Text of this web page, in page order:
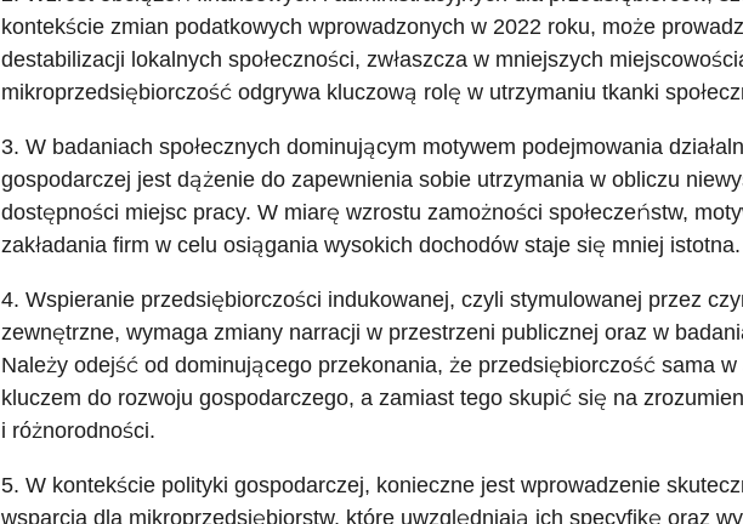
kontekście zmian podatkowych wprowadzonych w 2022 roku, może
destabilizacji lokalnych społeczności, zwłaszcza w mniejszych
mikroprzedsiębiorczość odgrywa kluczową rolę w utrzymaniu tkanki
3. W badaniach społecznych dominującym motywem podejmowania
gospodarczej jest dążenie do zapewnienia sobie utrzymania w obliczu
dostępności miejsc pracy. W miarę wzrostu zamożności społeczeństw,
zakładania firm w celu osiągania wysokich dochodów staje się mniej istotna.
4. Wspieranie przedsiębiorczości indukowanej, czyli stymulowanej przez
zewnętrzne, wymaga zmiany narracji w przestrzeni publicznej oraz w
Należy odejść od dominującego przekonania, że przedsiębiorczość sama w
kluczem do rozwoju gospodarczego, a zamiast tego skupić się na
i różnorodności.
5. W kontekście polityki gospodarczej, konieczne jest wprowadzenie
wsparcia dla mikroprzedsiębiorstw, które uwzględniają ich specyfikę oraz